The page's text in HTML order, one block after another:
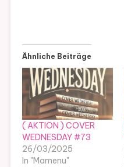
Ähnliche Beiträge
( AKTION ) COVER
WEDNESDAY #73
26/03/2025
In "Mamenu"